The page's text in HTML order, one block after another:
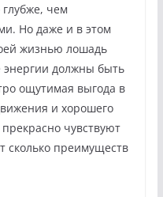
чем
Но даже и в этом
жизнью лошадь
энергии должны быть
ощутимая выгода в
и хорошего
чувствуют
сколько преимуществ